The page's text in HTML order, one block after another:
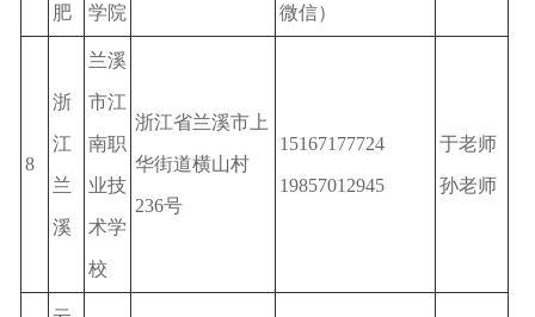
肥 学院 微信）
8
浙
江
兰
溪
兰溪
市江
南职
业技
术学
校
浙江省兰溪市上
华街道横山村
236号
15167177724
19857012945
于老师
孙老师